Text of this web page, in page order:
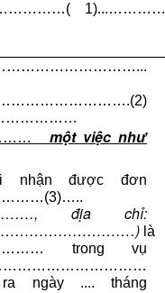
một việc như
nhận được đơn
địa chỉ:
là
trong vụ
.... tháng